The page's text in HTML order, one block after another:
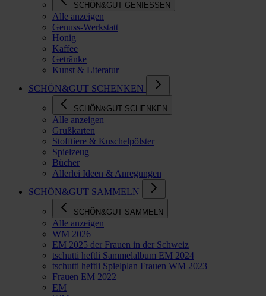
SCHÖN&GUT GENIESSEN
Alle anzeigen
Genuss-Werkstatt
Honig
Kaffee
Getränke
Kunst & Literatur
SCHÖN&GUT SCHENKEN
SCHÖN&GUT SCHENKEN
Alle anzeigen
Grußkarten
Stofftiere & Kuschelpölster
Spielzeug
Bücher
Allerlei Ideen & Anregungen
SCHÖN&GUT SAMMELN
SCHÖN&GUT SAMMELN
Alle anzeigen
WM 2026
EM 2025 der Frauen in der Schweiz
tschutti heftli Sammelalbum EM 2024
tschutti heftli Spielplan Frauen WM 2023
Frauen EM 2022
EM